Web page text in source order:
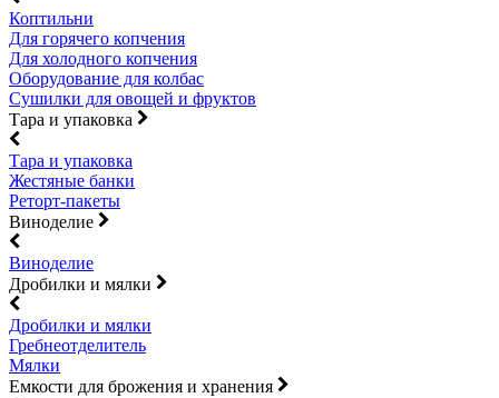
Коптильни
Для горячего копчения
Для холодного копчения
Оборудование для колбас
Сушилки для овощей и фруктов
Тара и упаковка
Тара и упаковка
Жестяные банки
Реторт-пакеты
Виноделие
Виноделие
Дробилки и мялки
Дробилки и мялки
Гребнеотделитель
Мялки
Емкости для брожения и хранения